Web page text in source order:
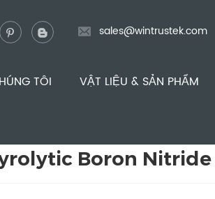
sales@wintrustek.com
TÔI VẬT LIỆU & SẢN PHẨM
Boron Nitride